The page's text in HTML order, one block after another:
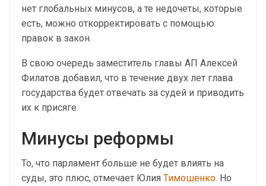
нет глобальных минусов, а те недочеты, которые
есть, можно откорректировать с помощью
правок в закон.
В свою очередь заместитель главы АП Алексей
Филатов добавил, что в течение двух лет глава
государства будет отвечать за судей и приводить
их к присяге.
Минусы реформы
То, что парламент больше не будет влиять на
суды, это плюс, отмечает Юлия Тимошенко. Но